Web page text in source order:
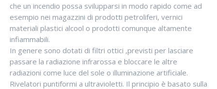
che un incendio possa svilupparsi in modo rapido come ad
esempio nei magazzini di prodotti petroliferi, vernici
materiali plastici alcool o prodotti comunque altamente
infiammabili.
In genere sono dotati di filtri ottici ,previsti per lasciare
passare la radiazione infrarossa e bloccare le altre
radiazioni come luce del sole o illuminazione artificiale.
Rivelatori puntiformi a ultravioletti. Il principio è basato sulla